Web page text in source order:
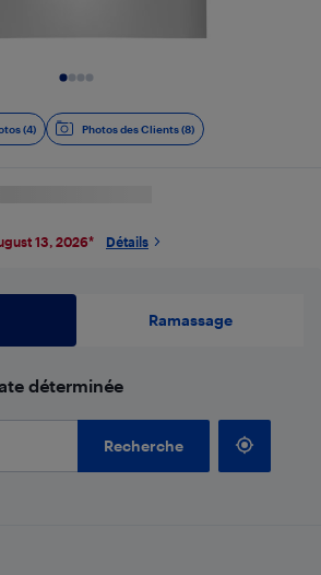
(4) Photos des Clients (8)
13, 2026* Détails
Ramassage
déterminée
Recherche